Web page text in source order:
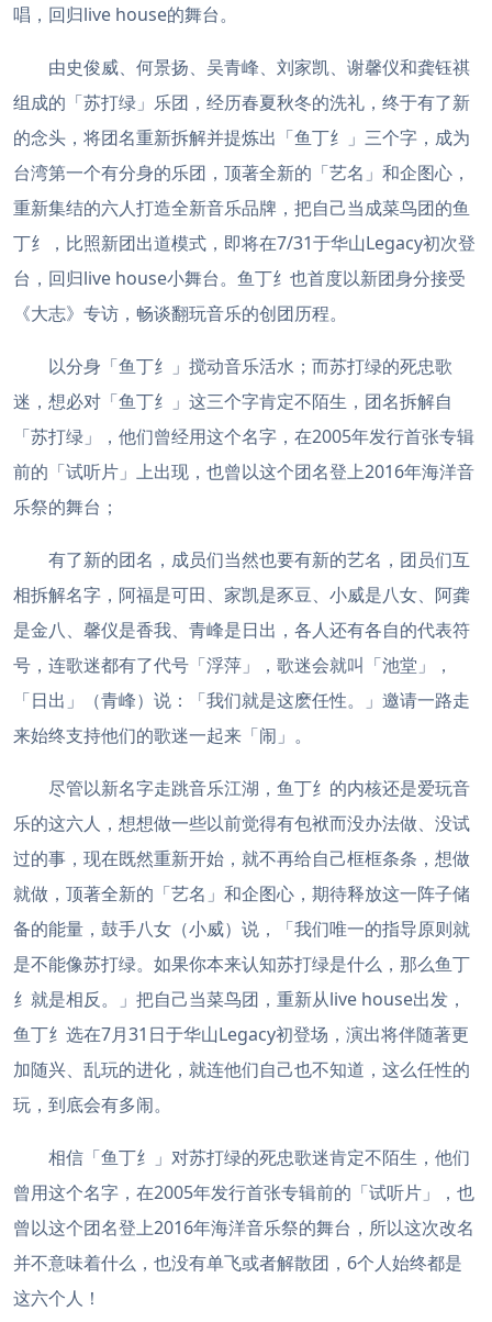
唱，回归live house的舞台。
由史俊威、何景扬、吴青峰、刘家凯、谢馨仪和龚钰祺
组成的「苏打绿」乐团，经历春夏秋冬的洗礼，终于有了新
的念头，将团名重新拆解并提炼出「鱼丁纟」三个字，成为
台湾第一个有分身的乐团，顶著全新的「艺名」和企图心，
重新集结的六人打造全新音乐品牌，把自己当成菜鸟团的鱼
丁纟，比照新团出道模式，即将在7/31于华山Legacy初次登
台，回归live house小舞台。鱼丁纟也首度以新团身分接受
《大志》专访，畅谈翻玩音乐的创团历程。
以分身「鱼丁纟」搅动音乐活水；而苏打绿的死忠歌
迷，想必对「鱼丁纟」这三个字肯定不陌生，团名拆解自
「苏打绿」，他们曾经用这个名字，在2005年发行首张专辑
前的「试听片」上出现，也曾以这个团名登上2016年海洋音
乐祭的舞台；
有了新的团名，成员们当然也要有新的艺名，团员们互
相拆解名字，阿福是可田、家凯是豕豆、小威是八女、阿龚
是金八、馨仪是香我、青峰是日出，各人还有各自的代表符
号，连歌迷都有了代号「浮萍」，歌迷会就叫「池堂」，
「日出」（青峰）说：「我们就是这麽任性。」邀请一路走
来始终支持他们的歌迷一起来「闹」。
尽管以新名字走跳音乐江湖，鱼丁纟的内核还是爱玩音
乐的这六人，想想做一些以前觉得有包袱而没办法做、没试
过的事，现在既然重新开始，就不再给自己框框条条，想做
就做，顶著全新的「艺名」和企图心，期待释放这一阵子储
备的能量，鼓手八女（小威）说，「我们唯一的指导原则就
是不能像苏打绿。如果你本来认知苏打绿是什么，那么鱼丁
纟就是相反。」把自己当菜鸟团，重新从live house出发，
鱼丁纟选在7月31日于华山Legacy初登场，演出将伴随著更
加随兴、乱玩的进化，就连他们自己也不知道，这么任性的
玩，到底会有多闹。
相信「鱼丁纟」对苏打绿的死忠歌迷肯定不陌生，他们
曾用这个名字，在2005年发行首张专辑前的「试听片」，也
曾以这个团名登上2016年海洋音乐祭的舞台，所以这次改名
并不意味着什么，也没有单飞或者解散团，6个人始终都是
这六个人！